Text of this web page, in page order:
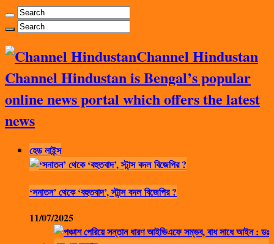
Channel Hindustan
Channel Hindustan is Bengal’s popular
online news portal which offers the latest
news
হেড লাইন্স
‘সনাতন’ থেকে ‘বহুতবাদ’, স্টান্স বদল বিজেপির ?
11/07/2025